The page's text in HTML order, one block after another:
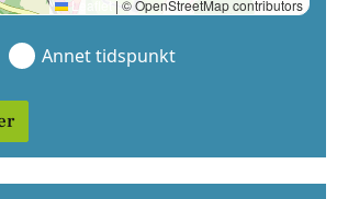
Leaflet | © OpenStreetMap contributors
Annet tidspunkt